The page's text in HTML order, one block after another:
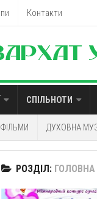
Контакти
СПІЛЬНОТИ
ДУХОВНА
РОЗДІЛ: ГОЛОВНА